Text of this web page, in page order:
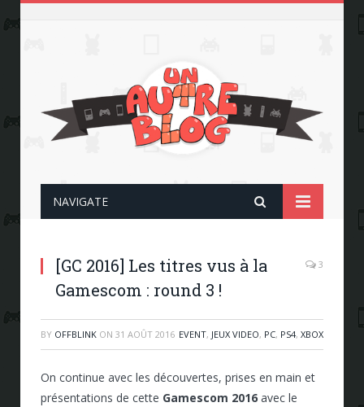
NAVIGATE
[GC 2016] Les titres vus à la
Gamescom : round 3 !
3
BY OFFBLINK ON 31 AOÛT 2016 EVENT, JEUX VIDEO, PC, PS4, XBOX
On continue avec les découvertes, prises en main et
présentations de cette Gamescom 2016 avec le